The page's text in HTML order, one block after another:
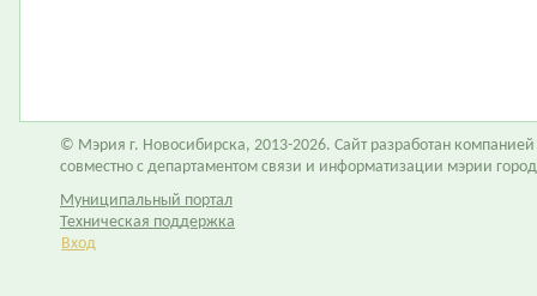
© Мэрия г. Новосибирска, 2013-2026. Сайт разработан компанией
совместно с департаментом связи и информатизации мэрии
Муниципальный портал
Техническая поддержка
Вход